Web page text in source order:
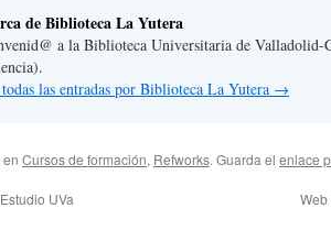
de Biblioteca La Yutera
a la Biblioteca Universitaria de Valladolid-
las entradas por Biblioteca La Yutera →
Cursos de formación, Refworks. Guarda el enlace
UVa